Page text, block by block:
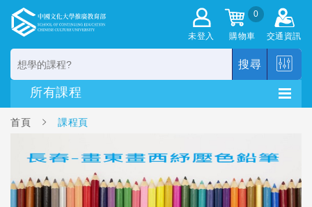
未登入
0
購物車 交通資訊
搜尋
首頁 課程頁